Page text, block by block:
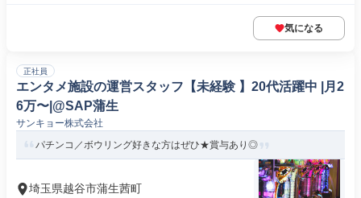
気になる
正社員
エンタメ施設の運営スタッフ【未経験 】20代活躍中 |月2
6万〜|@SAP蒲生
サンキョー株式会社
パチンコ／ボウリング好きな方はぜひ★賞与あり◎
埼玉県越谷市蒲生茜町